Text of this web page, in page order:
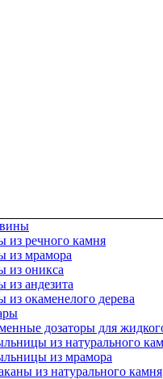
из речного камня
из мрамора
из оникса
из андезита
из окаменелого дерева
дозаторы для
из натурального
из мрамора
из натурального камня